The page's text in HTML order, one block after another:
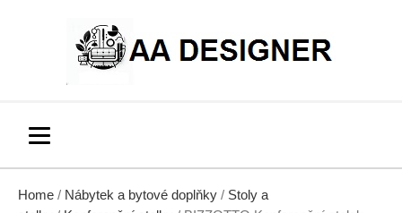
Home / Nábytek a bytové doplňky / Stoly a